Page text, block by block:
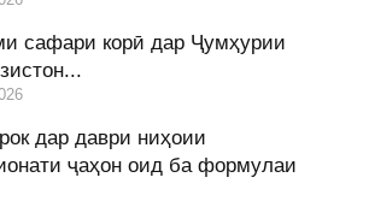
сафари корӣ дар Ҷумҳурии
дар даври ниҳоии
ҷаҳон оид ба формулаи